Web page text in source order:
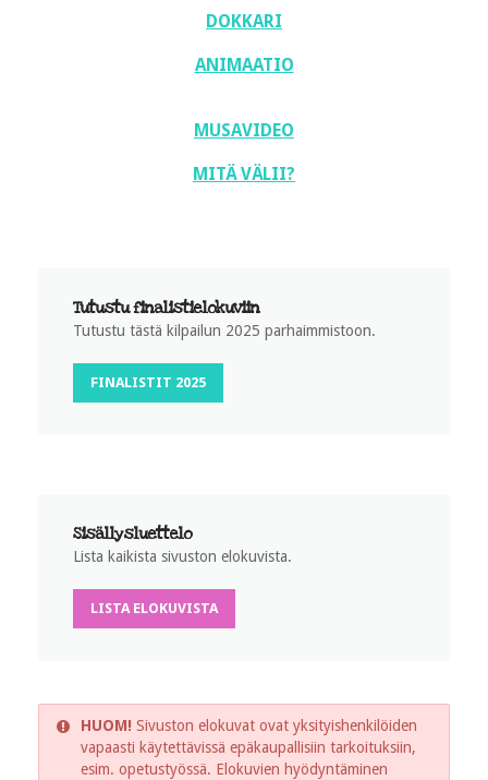
DOKKARI
ANIMAATIO
MUSAVIDEO
MITÄ VÄLII?
Tutustu finalistielokuviin
Tutustu tästä kilpailun 2025 parhaimmistoon.
FINALISTIT 2025
Sisällysluettelo
Lista kaikista sivuston elokuvista.
LISTA ELOKUVISTA
HUOM! Sivuston elokuvat ovat yksityishenkilöiden
vapaasti käytettävissä epäkaupallisiin tarkoituksiin,
esim. opetustyössä. Elokuvien hyödyntäminen